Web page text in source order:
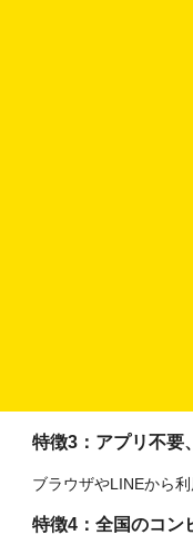
特徴3：アプリ不要
ブラウザやLINEから
特徴4：全国のコン